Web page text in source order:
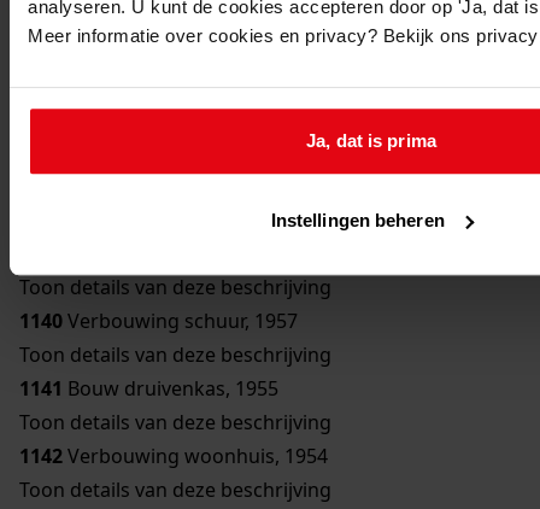
analyseren. U kunt de cookies accepteren door op 'Ja, dat
Meer informatie over cookies en privacy? Bekijk ons
Ja, dat is prima
Instellingen beheren
Toon details van deze beschrijving
1136Bouw bergplaats, 1950
Toon details van deze beschrijving
1137Bouw schuur, 1951
Toon details van deze beschrijving
Toon details van deze beschrijving
Toon details van deze beschrijving
1140Verbouwing schuur, 1957
Toon details van deze beschrijving
1141 Bouw druivenkas, 1955
Toon details van deze beschrijving
1142Verbouwing woonhuis, 1954
Toon details van deze beschrijving